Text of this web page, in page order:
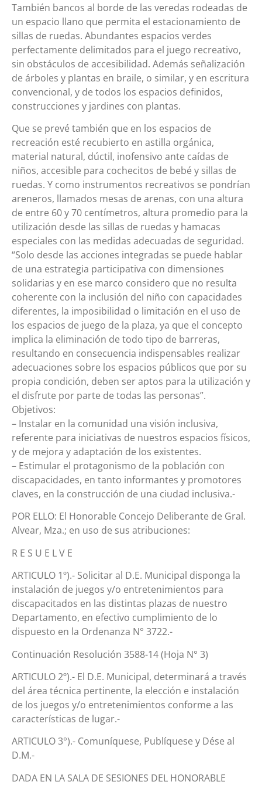
También bancos al borde de las veredas rodeadas de
un espacio llano que permita el estacionamiento de
sillas de ruedas. Abundantes espacios verdes
perfectamente delimitados para el juego recreativo,
sin obstáculos de accesibilidad. Además señalización
de árboles y plantas en braile, o similar, y en escritura
convencional, y de todos los espacios definidos,
construcciones y jardines con plantas.
Que se prevé también que en los espacios de
recreación esté recubierto en astilla orgánica,
material natural, dúctil, inofensivo ante caídas de
niños, accesible para cochecitos de bebé y sillas de
ruedas. Y como instrumentos recreativos se pondrían
areneros, llamados mesas de arenas, con una altura
de entre 60 y 70 centímetros, altura promedio para la
utilización desde las sillas de ruedas y hamacas
especiales con las medidas adecuadas de seguridad.
“Solo desde las acciones integradas se puede hablar
de una estrategia participativa con dimensiones
solidarias y en ese marco considero que no resulta
coherente con la inclusión del niño con capacidades
diferentes, la imposibilidad o limitación en el uso de
los espacios de juego de la plaza, ya que el concepto
implica la eliminación de todo tipo de barreras,
resultando en consecuencia indispensables realizar
adecuaciones sobre los espacios públicos que por su
propia condición, deben ser aptos para la utilización y
el disfrute por parte de todas las personas”.
Objetivos:
– Instalar en la comunidad una visión inclusiva,
referente para iniciativas de nuestros espacios físicos,
y de mejora y adaptación de los existentes.
– Estimular el protagonismo de la población con
discapacidades, en tanto informantes y promotores
claves, en la construcción de una ciudad inclusiva.-
POR ELLO: El Honorable Concejo Deliberante de Gral.
Alvear, Mza.; en uso de sus atribuciones:
R E S U E L V E
ARTICULO 1º).- Solicitar al D.E. Municipal disponga la
instalación de juegos y/o entretenimientos para
discapacitados en las distintas plazas de nuestro
Departamento, en efectivo cumplimiento de lo
dispuesto en la Ordenanza N° 3722.-
Continuación Resolución 3588-14 (Hoja N° 3)
ARTICULO 2º).- El D.E. Municipal, determinará a través
del área técnica pertinente, la elección e instalación
de los juegos y/o entretenimientos conforme a las
características de lugar.-
ARTICULO 3°).- Comuníquese, Publíquese y Dése al
D.M.-
DADA EN LA SALA DE SESIONES DEL HONORABLE